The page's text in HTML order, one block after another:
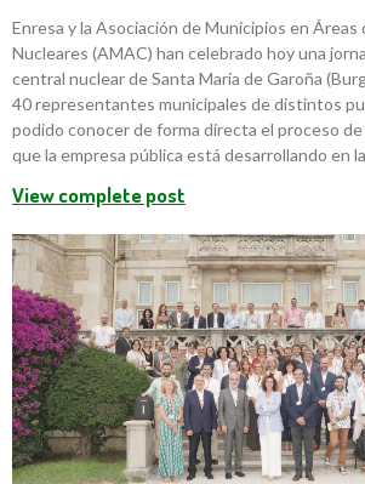
Enresa y la Asociación de Municipios en Áreas
Nucleares (AMAC) han celebrado hoy una
central nuclear de Santa María de Garoña
40 representantes municipales de distintos
podido conocer de forma directa el proceso
que la empresa pública está desarrollando en
View complete post